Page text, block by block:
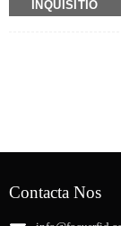
identificatione,
INQUISITIO
Contacta Nos